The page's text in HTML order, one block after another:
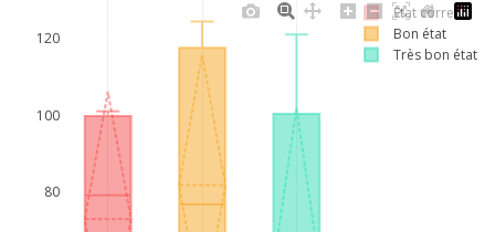
80
100
120
Etat correct
Bon état
Très bon état